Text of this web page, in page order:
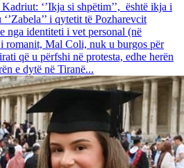
‘’Ikja si shpëtim’’, është ikja i
i qytetit të Pozharevcit
nga identiteti i vet personal (në
romanit, Mal Coli, nuk u burgos për
që u përfshi në protesta, edhe herën
e dytë në Tiranë...